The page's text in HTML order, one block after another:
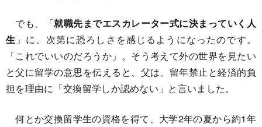
でも、「就職先までエスカレーター式に決まっていく人
生 」に、次第に恐ろしさを感じるようになったのです。
「これでいいのだろうか」。そう考えて外の世界を見たい
と父に留学の意思を伝えると、父は、留年禁止と経済的負
担を理由に「交換留学しか認めない」と言いました。
何とか交換留学生の資格を得て、大学2年の夏から約1年